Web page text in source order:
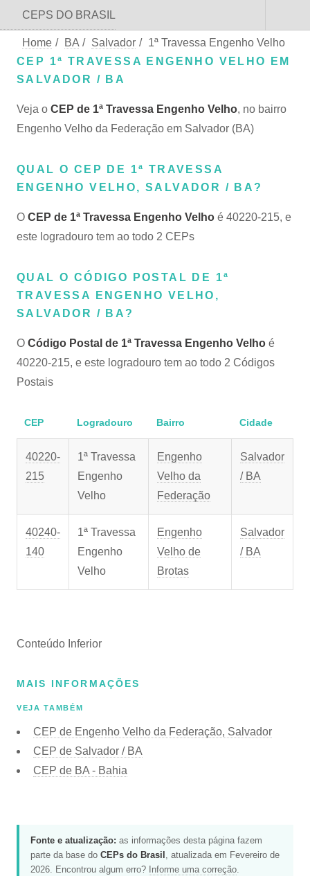
CEPS DO BRASIL
Home / BA / Salvador / 1ª Travessa Engenho Velho
CEP 1ª TRAVESSA ENGENHO VELHO EM
SALVADOR / BA
Veja o CEP de 1ª Travessa Engenho Velho, no bairro
Engenho Velho da Federação em Salvador (BA)
QUAL O CEP DE 1ª TRAVESSA
ENGENHO VELHO, SALVADOR / BA?
O CEP de 1ª Travessa Engenho Velho é 40220-215, e
este logradouro tem ao todo 2 CEPs
QUAL O CÓDIGO POSTAL DE 1ª
TRAVESSA ENGENHO VELHO,
SALVADOR / BA?
O Código Postal de 1ª Travessa Engenho Velho é
40220-215, e este logradouro tem ao todo 2 Códigos
Postais
CEP Logradouro Bairro Cidade
40220-
215
1ª Travessa
Engenho
Velho
Engenho
Velho da
Federação
Salvador
/ BA
40240-
140
1ª Travessa
Engenho
Velho
Engenho
Velho de
Brotas
Salvador
/ BA
Conteúdo Inferior
MAIS INFORMAÇÕES
VEJA TAMBÉM
CEP de Engenho Velho da Federação, Salvador
CEP de Salvador / BA
CEP de BA - Bahia
Fonte e atualização: as informações desta página fazem
parte da base do CEPs do Brasil , atualizada em Fevereiro de
2026. Encontrou algum erro? Informe uma correção.